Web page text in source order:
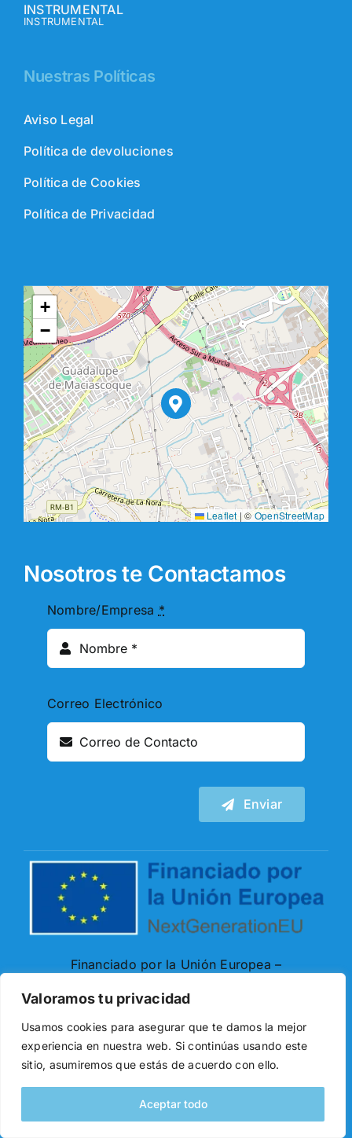
Valoramos tu privacidad
Usamos cookies para asegurar que te damos la mejor
experiencia en nuestra web. Si continúas usando este
sitio, asumiremos que estás de acuerdo con ello.
Aceptar todo
INSTRUMENTAL
INSTRUMENTAL
Nuestras Políticas
Aviso Legal
Política de devoluciones
Política de Cookies
Política de Privacidad
+
−
Leaflet |©OpenStreetMap
Nosotros te Contactamos
Nombre/Empresa *
Correo Electrónico
Enviar
Financiado por la Unión Europea –
vista y las opiniones expresadas son únicamente
los del autor o autores y no reflejan
necesariamente los de la Unión Europea o la
Comisión Europea. Ni la Unión Europea ni la
Comisión Europea pueden ser consideradas
responsables de las mismas.